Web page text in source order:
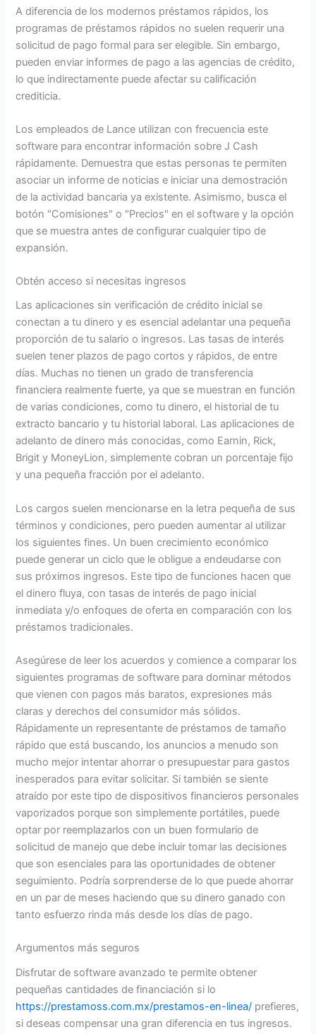
A diferencia de los modernos préstamos rápidos, los
programas de préstamos rápidos no suelen requerir una
solicitud de pago formal para ser elegible. Sin embargo,
pueden enviar informes de pago a las agencias de crédito,
lo que indirectamente puede afectar su calificación
crediticia.
Los empleados de Lance utilizan con frecuencia este
software para encontrar información sobre J Cash
rápidamente. Demuestra que estas personas te permiten
asociar un informe de noticias e iniciar una demostración
de la actividad bancaria ya existente. Asimismo, busca el
botón "Comisiones" o "Precios" en el software y la opción
que se muestra antes de configurar cualquier tipo de
expansión.
Obtén acceso si necesitas ingresos
Las aplicaciones sin verificación de crédito inicial se
conectan a tu dinero y es esencial adelantar una pequeña
proporción de tu salario o ingresos. Las tasas de interés
suelen tener plazos de pago cortos y rápidos, de entre
días. Muchas no tienen un grado de transferencia
financiera realmente fuerte, ya que se muestran en función
de varias condiciones, como tu dinero, el historial de tu
extracto bancario y tu historial laboral. Las aplicaciones de
adelanto de dinero más conocidas, como Earnin, Rick,
Brigit y MoneyLion, simplemente cobran un porcentaje fijo
y una pequeña fracción por el adelanto.
Los cargos suelen mencionarse en la letra pequeña de sus
términos y condiciones, pero pueden aumentar al utilizar
los siguientes fines. Un buen crecimiento económico
puede generar un ciclo que le obligue a endeudarse con
sus próximos ingresos. Este tipo de funciones hacen que
el dinero fluya, con tasas de interés de pago inicial
inmediata y/o enfoques de oferta en comparación con los
préstamos tradicionales.
Asegúrese de leer los acuerdos y comience a comparar los
siguientes programas de software para dominar métodos
que vienen con pagos más baratos, expresiones más
claras y derechos del consumidor más sólidos.
Rápidamente un representante de préstamos de tamaño
rápido que está buscando, los anuncios a menudo son
mucho mejor intentar ahorrar o presupuestar para gastos
inesperados para evitar solicitar. Si también se siente
atraído por este tipo de dispositivos financieros personales
vaporizados porque son simplemente portátiles, puede
optar por reemplazarlos con un buen formulario de
solicitud de manejo que debe incluir tomar las decisiones
que son esenciales para las oportunidades de obtener
seguimiento. Podría sorprenderse de lo que puede ahorrar
en un par de meses haciendo que su dinero ganado con
tanto esfuerzo rinda más desde los días de pago.
Argumentos más seguros
Disfrutar de software avanzado te permite obtener
pequeñas cantidades de financiación si lo
https://prestamoss.com.mx/prestamos-en-linea/ prefieres,
si deseas compensar una gran diferencia en tus ingresos.